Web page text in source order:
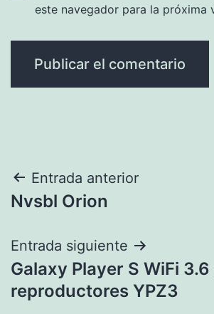
este navegador para la próxima
Navegación
de
entradas
Entrada anterior
Nvsbl Orion
Entrada siguiente
Galaxy Player S WiFi 3.6
reproductores YPZ3